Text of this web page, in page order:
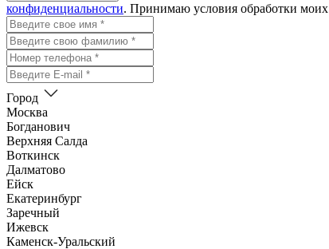
конфиденциальности. Принимаю условия обработки моих
Город
Москва
Богданович
Верхняя Салда
Воткинск
Далматово
Ейск
Екатеринбург
Заречный
Ижевск
Каменск-Уральский